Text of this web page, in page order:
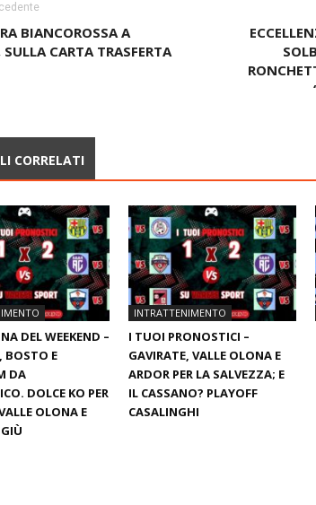
BIANCOROSSA A
CARTA TRASFERTA
CORRELATI
DEL WEEKEND –
BOSTO E
DA
DOLCE KO PER
OLONA E
INTRATTENIMENTO
I TUOI PRONOSTICI –
GAVIRATE, VALLE OLONA E
ARDOR PER LA SALVEZZA; E
IL CASSANO? PLAYOFF
CASALINGHI